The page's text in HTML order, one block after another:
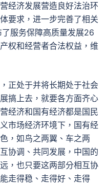
经济发展营造良好法治环
要求，进一步完善了相关
服务保障高质量发展26
权和经营者合法权益，维
正处于并将长期处于社会
搞上去，就要各方面齐心
经济和国有经济都是国民
市场经济环境下，国有经
，如鸟之两翼、车之两
协调、共同发展，中国的
，也只要这两部分相互协
走得稳、走得好、走得